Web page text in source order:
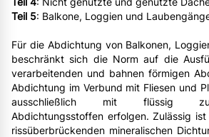
Teil 5: Balkone, Loggien und
Für die Abdichtung von Balkonen,
beschränkt sich die Norm auf die
verarbeitenden und bahnen förmigen
Abdichtung im Verbund mit Fliesen und
ausschließlich mit flüssig zu
Abdichtungsstoffen erfolgen. Zulässig
rissüberbrückenden mineralischen